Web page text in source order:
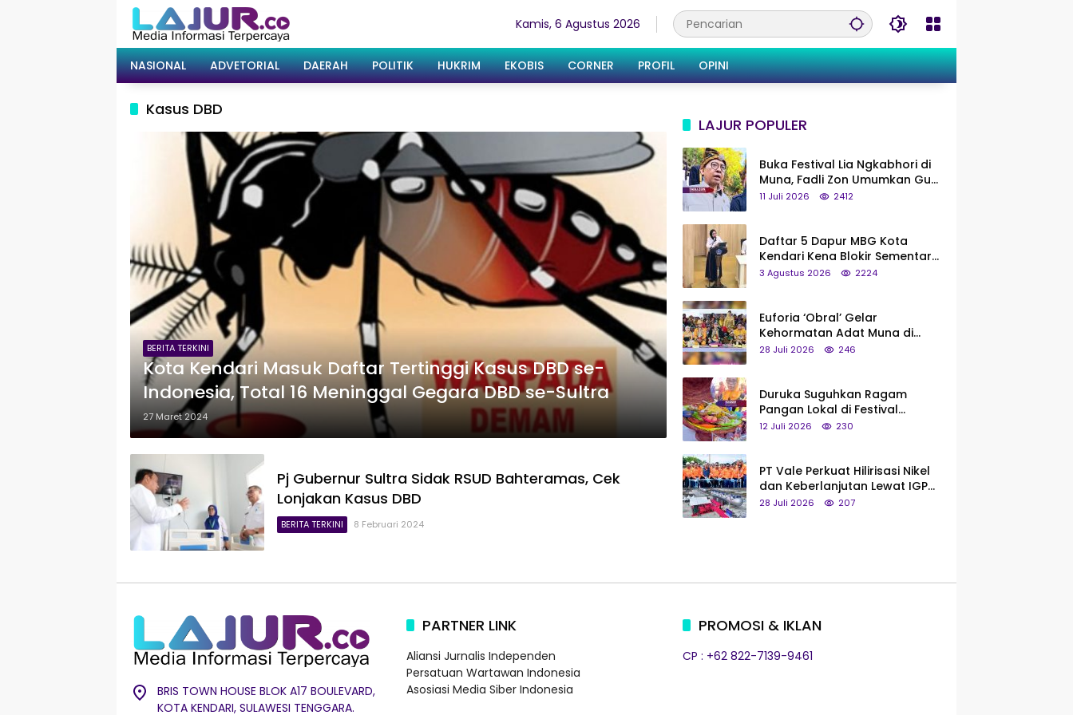
Kamis, 6 Agustus 2026
NASIONAL ADVETORIAL DAERAH POLITIK HUKRIM EKOBIS CORNER PROFIL OPINI
Kasus DBD
BERITA TERKINI
Kota Kendari Masuk Daftar Tertinggi Kasus DBD se-
Indonesia, Total 16 Meninggal Gegara DBD se-Sultra
27 Maret 2024
Pj Gubernur Sultra Sidak RSUD Bahteramas, Cek
Lonjakan Kasus DBD
BERITA TERKINI 8 Februari 2024
LAJUR POPULER
Buka Festival Lia Ngkabhori di
Muna, Fadli Zon Umumkan Gua
Metanduno Segera Naik Status
11 Juli 2026 2412
Daftar 5 Dapur MBG Kota
Kendari Kena Blokir Sementara
dari Pusat
3 Agustus 2026 2224
Euforia ‘Obral’ Gelar
Kehormatan Adat Muna di
Silaturahmi KKMM, Ridwan Bae:
28 Juli 2026 246
Duruka Suguhkan Ragam
Pangan Lokal di Festival
Liangkobhori, Dari Umbi Rebus
12 Juli 2026 230
PT Vale Perkuat Hilirisasi Nikel
dan Keberlanjutan Lewat IGP
Morowali
28 Juli 2026 207
BRIS TOWN HOUSE BLOK A17 BOULEVARD,
KOTA KENDARI, SULAWESI TENGGARA.
PARTNER LINK
Aliansi Jurnalis Independen
Persatuan Wartawan Indonesia
Asosiasi Media Siber Indonesia
PROMOSI & IKLAN
CP : +62 822-7139-9461